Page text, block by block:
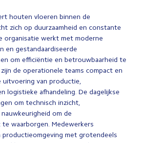
houten vloeren binnen de
zich op duurzaamheid en constante
organisatie werkt met moderne
en gestandaardiseerde
om efficiëntie en betrouwbaarheid te
de operationele teams compact en
van productie,
logistieke afhandeling. De dagelijkse
om technisch inzicht,
om de
waarborgen. Medewerkers
met grotendeels